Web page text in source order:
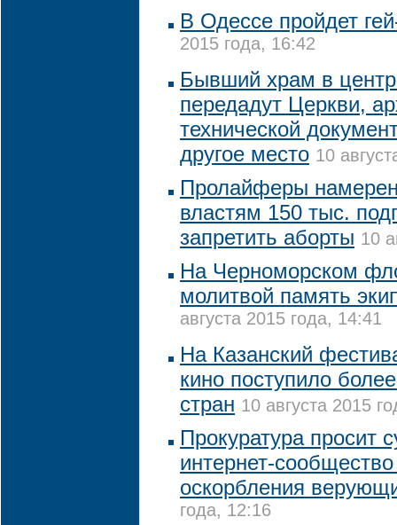
В Одессе пройдет
2015 года, 16:42
Бывший храм в
передадут Церкви,
технической
другое место 10
Пролайферы
властям 150 тыс.
запретить аборты 10
На Черноморском
молитвой память
августа 2015 года, 14:41
На Казанский
кино поступило
стран 10 августа 2015
Прокуратура просит
интернет-
оскорбления
года, 12:16